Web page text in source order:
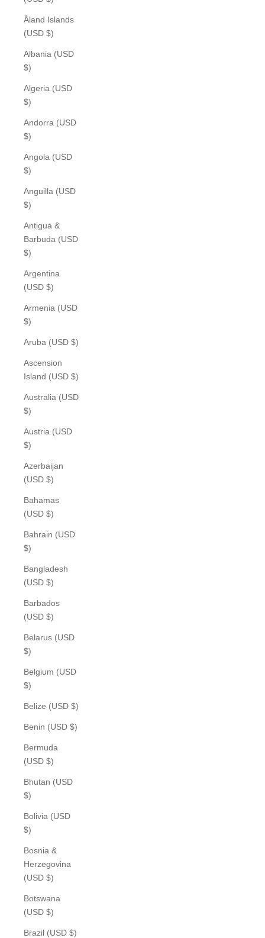
Åland Islands
(USD $)
Albania (USD
$)
Algeria (USD
$)
Andorra (USD
$)
Angola (USD
$)
Anguilla (USD
$)
Antigua &
Barbuda (USD
$)
Argentina
(USD $)
Armenia (USD
$)
Aruba (USD $)
Ascension
Island (USD $)
Australia (USD
$)
Austria (USD
$)
Azerbaijan
(USD $)
Bahamas
(USD $)
Bahrain (USD
$)
Bangladesh
(USD $)
Barbados
(USD $)
Belarus (USD
$)
Belgium (USD
$)
Belize (USD $)
Benin (USD $)
Bermuda
(USD $)
Bhutan (USD
$)
Bolivia (USD
$)
Bosnia &
Herzegovina
(USD $)
Botswana
(USD $)
Brazil (USD $)